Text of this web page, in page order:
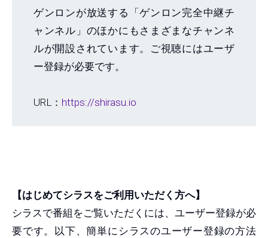
ゲンロンが放送する「ゲンロン完全中継チ
ャンネル」のほかにもさまざまなチャンネ
ルが開設されています。ご視聴にはユーザ
ー登録が必要です。
URL： https://shirasu.io
【はじめてシラスをご利用いただく方へ】
シラスで番組をご覧いただくには、ユーザー登録が必
要です。以下、簡単にシラスのユーザー登録の方法